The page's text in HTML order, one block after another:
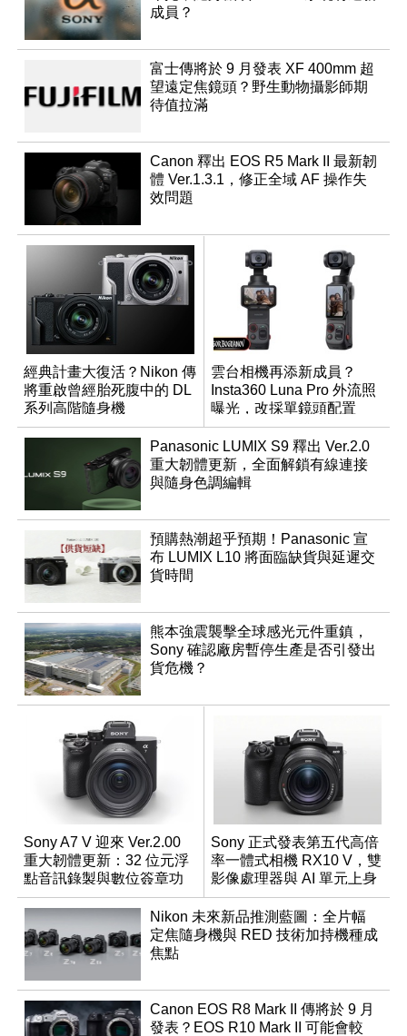
成員？
富士傳將於 9 月發表 XF 400mm 超
望遠定焦鏡頭？野生動物攝影師期
待值拉滿
Canon 釋出 EOS R5 Mark II 最新韌
體 Ver.1.3.1，修正全域 AF 操作失
效問題
經典計畫大復活？Nikon 傳
將重啟曾經胎死腹中的 DL
系列高階隨身機
雲台相機再添新成員？
Insta360 Luna Pro 外流照
曝光，改採單鏡頭配置
Panasonic LUMIX S9 釋出 Ver.2.0
重大韌體更新，全面解鎖有線連接
與隨身色調編輯
預購熱潮超乎預期！Panasonic 宣
布 LUMIX L10 將面臨缺貨與延遲交
貨時間
熊本強震襲擊全球感光元件重鎮，
Sony 確認廠房暫停生產是否引發出
貨危機？
Sony A7 V 迎來 Ver.2.00
重大韌體更新：32 位元浮
點音訊錄製與數位簽章功
能登場
Sony 正式發表第五代高倍
率一體式相機 RX10 V，雙
影像處理器與 AI 單元上身
Nikon 未來新品推測藍圖：全片幅
定焦隨身機與 RED 技術加持機種成
焦點
Canon EOS R8 Mark II 傳將於 9 月
發表？EOS R10 Mark II 可能會較